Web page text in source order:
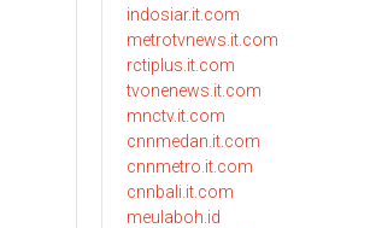
indosiar.it.com
metrotvnews.it.com
rctiplus.it.com
tvonenews.it.com
mnctv.it.com
cnnmedan.it.com
cnnmetro.it.com
cnnbali.it.com
meulaboh.id